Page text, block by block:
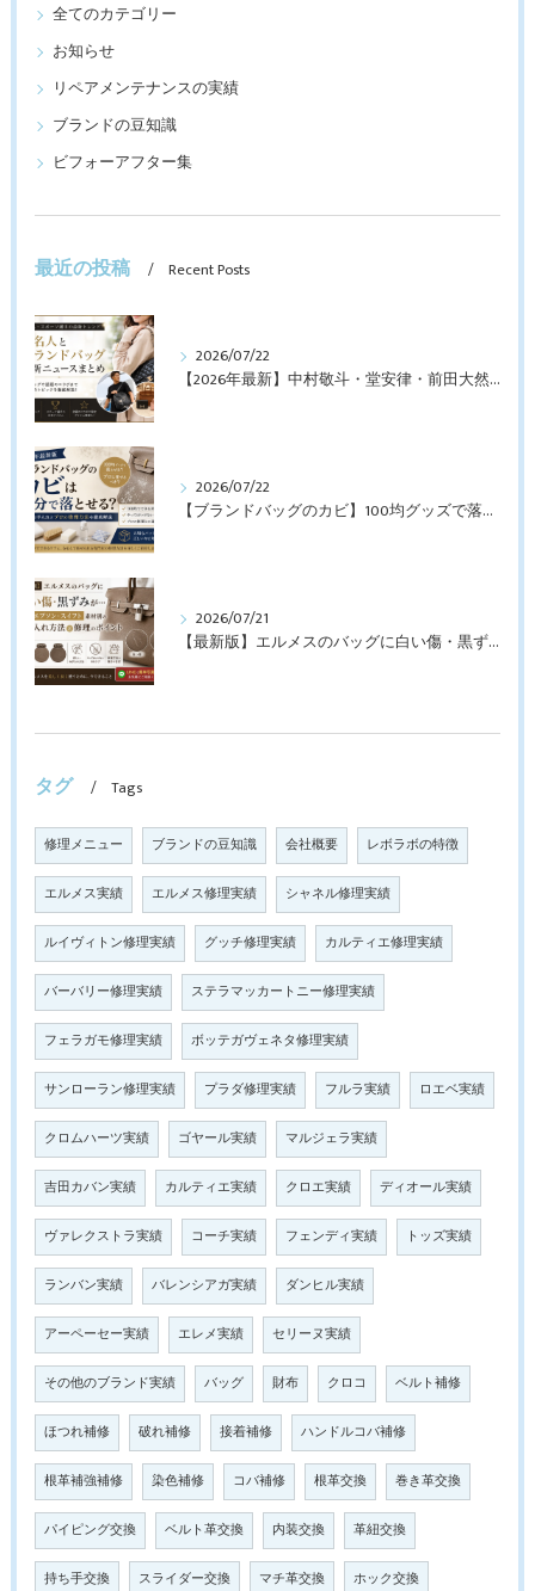
全てのカテゴリー
お知らせ
リペアメンテナンスの実績
ブランドの豆知識
ビフォーアフター集
最近の投稿 Recent Posts
2026/07/22
【2026年最新】中村敬斗・堂安律・前田大然も愛用！日本代表選手が持つブランドバッグとは？修理・メンテナンス方法も解説
2026/07/22
【ブランドバッグのカビ】100均グッズで落とせる？プロが教えるNGなお手入れと修理すべきケース【最新版】
2026/07/21
【最新版】エルメスのバッグに白い傷・黒ずみが…トゴ・エプソン・スイフト素材別のお手入れ方法と修理のポイント
タグ Tags
修理メニュー ブランドの豆知識 会社概要 レボラボの特徴
エルメス実績 エルメス修理実績 シャネル修理実績
ルイヴィトン修理実績 グッチ修理実績 カルティエ修理実績
バーバリー修理実績 ステラマッカートニー修理実績
フェラガモ修理実績 ボッテガヴェネタ修理実績
サンローラン修理実績 プラダ修理実績 フルラ実績 ロエベ実績
クロムハーツ実績 ゴヤール実績 マルジェラ実績
吉田カバン実績 カルティエ実績 クロエ実績 ディオール実績
ヴァレクストラ実績 コーチ実績 フェンディ実績 トッズ実績
ランバン実績 バレンシアガ実績 ダンヒル実績
アーペーセー実績 エレメ実績 セリーヌ実績
その他のブランド実績 バッグ 財布 クロコ ベルト補修
ほつれ補修 破れ補修 接着補修 ハンドルコバ補修
根革補強補修 染色補修 コバ補修 根革交換 巻き革交換
パイピング交換 ベルト革交換 内装交換 革紐交換
持ち手交換 スライダー交換 マチ革交換 ホック交換